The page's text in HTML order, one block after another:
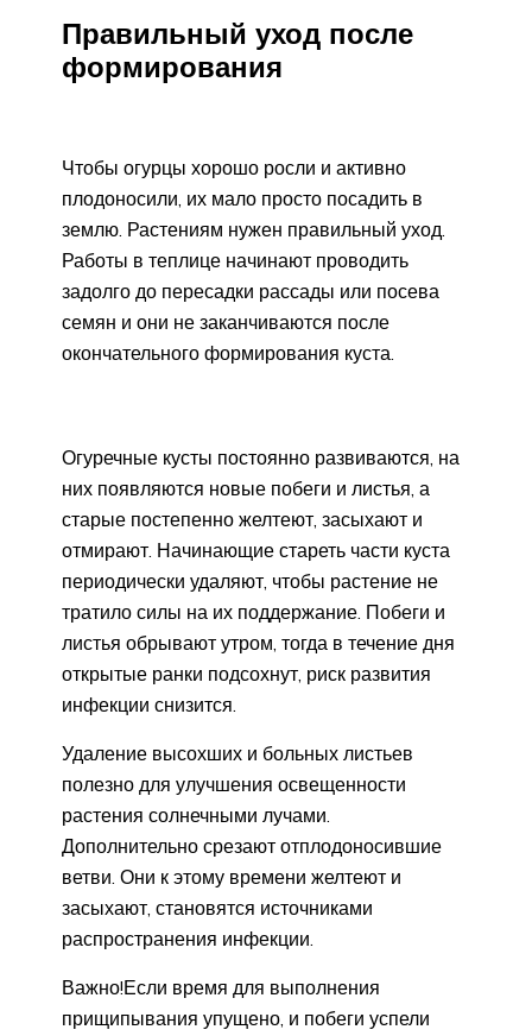
Правильный уход после
формирования
Чтобы огурцы хорошо росли и активно
плодоносили, их мало просто посадить в
землю. Растениям нужен правильный уход.
Работы в теплице начинают проводить
задолго до пересадки рассады или посева
семян и они не заканчиваются после
окончательного формирования куста.
Огуречные кусты постоянно развиваются, на
них появляются новые побеги и листья, а
старые постепенно желтеют, засыхают и
отмирают. Начинающие стареть части куста
периодически удаляют, чтобы растение не
тратило силы на их поддержание. Побеги и
листья обрывают утром, тогда в течение дня
открытые ранки подсохнут, риск развития
инфекции снизится.
Удаление высохших и больных листьев
полезно для улучшения освещенности
растения солнечными лучами.
Дополнительно срезают отплодоносившие
ветви. Они к этому времени желтеют и
засыхают, становятся источниками
распространения инфекции.
Важно!Если время для выполнения
прищипывания упущено, и побеги успели